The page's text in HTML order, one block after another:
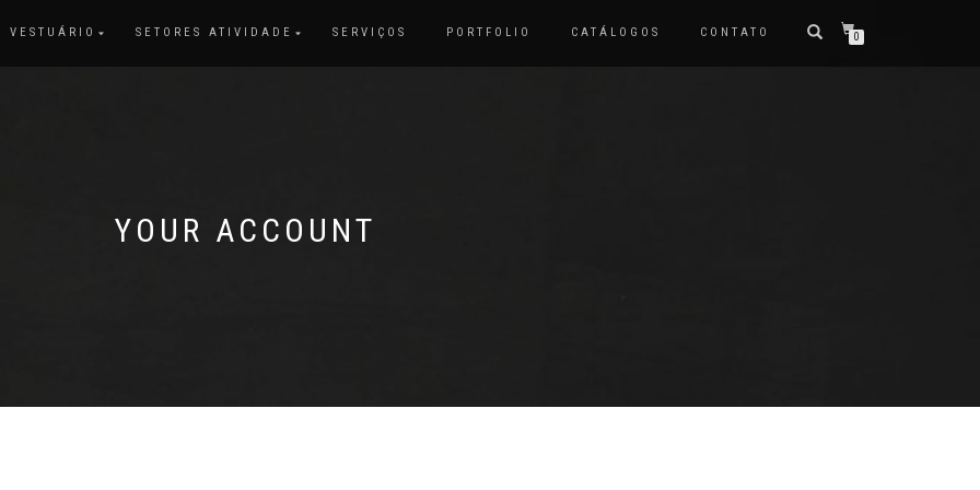
VESTUÁRIO SETORES ATIVIDADE SERVIÇOS PORTFOLIO CATÁLOGOS CONTATO 0
YOUR ACCOUNT